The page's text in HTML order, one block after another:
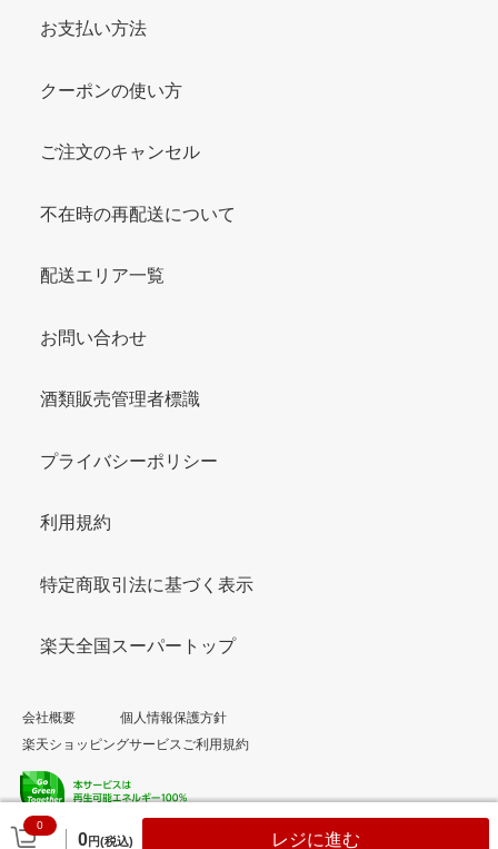
0
0円(税込) レジに進む
お支払い方法
クーポンの使い方
ご注文のキャンセル
不在時の再配送について
配送エリア一覧
お問い合わせ
酒類販売管理者標識
プライバシーポリシー
利用規約
特定商取引法に基づく表示
楽天全国スーパートップ
会社概要
個人情報保護方針
楽天ショッピングサービスご利用規約
© Rakuten Group, Inc.